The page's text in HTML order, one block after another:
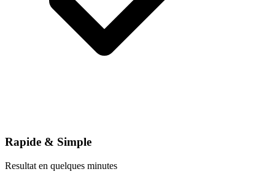
Rapide & Simple
Resultat en quelques minutes